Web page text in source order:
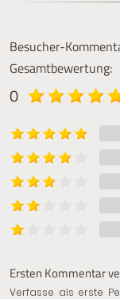
Besucher-
Gesamtbewertung:
0
Ersten Kommentar
Verfasse als erste